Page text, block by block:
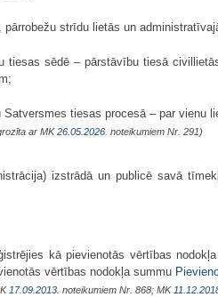
strīdu lietās un
tiesas sēdē – pārstāvību tiesā
tiesas procesā – par vienu
ar MK26.05.2026. noteikumiem Nr. 291)
izstrādā un publicē savā
kā pievienotās vērtības
vērtības nodokļa summu
17.09.2013. noteikumiem Nr. 868; MK